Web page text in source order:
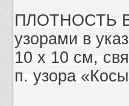
ПЛОТНОСТЬ
узорами в
10 x 10 cм,
п. узора